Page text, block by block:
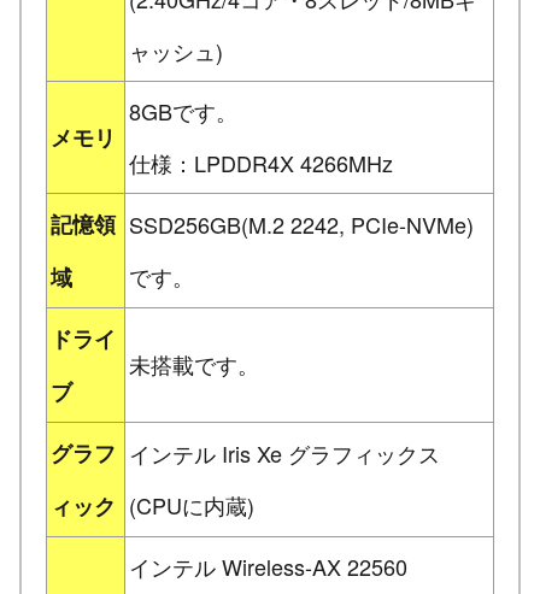
ャッシュ)
メモリ
8GBです。
仕様：LPDDR4X 4266MHz
記憶領
域
SSD256GB(M.2 2242, PCIe-NVMe)
です。
ドライ
ブ
未搭載です。
グラフ
ィック
インテル Iris Xe グラフィックス
(CPUに内蔵)
インテル Wireless-AX 22560